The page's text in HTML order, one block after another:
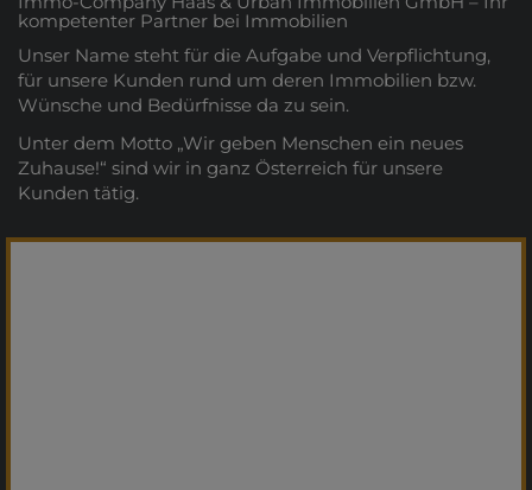
kompetenter Partner bei Immobilien
Unser Name steht für die Aufgabe und Verpflichtung,
für unsere Kunden rund um deren Immobilien bzw.
Wünsche und Bedürfnisse da zu sein.
Unter dem Motto „Wir geben Menschen ein neues
Zuhause!“ sind wir in ganz Österreich für unsere
Kunden tätig.